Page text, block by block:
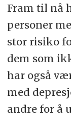
Fram til nå
personer
stor risiko
dem som
har også
med
andre for å